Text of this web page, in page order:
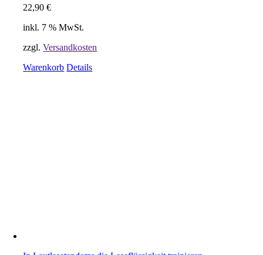
22,90€
inkl. 7 % MwSt.
zzgl.Versandkosten
Warenkorb Details